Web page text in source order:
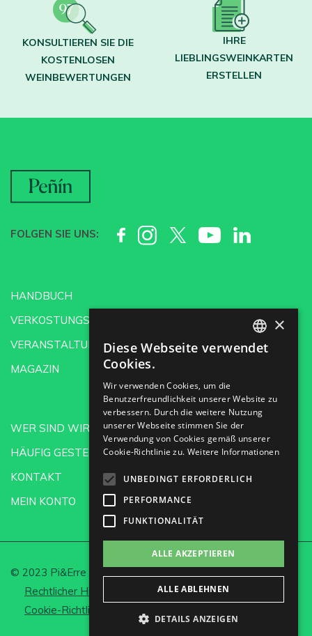
KONSULTIEREN SIE DIE
KOSTENLOSEN
WEINBEWERTUNGEN
IHRE
LIEBLINGSWEINKARTEN
ERSTELLEN
FOLGEN SIE UNS:
HANDBUCH
VERKOSTUNGSSCHULE
VERANSTALTUNGEN
MAGAZIN
WER SIND WIR?
HÄUFIG GESTELLTE FRAGEN
KONTAKT
MEIN KONTO
© 2023 Pi&Erre Comunicación Integral S.L.
Rechtlicher Hinweis und Datenschutz
Cookie-Richtlinie
SPANISH
GERMAN
×
Diese Webseite verwendet
Cookies.
Wir verwenden Cookies, um die
Benutzerfreundlichkeit unserer Website zu
verbessern. Durch die weitere Nutzung
unserer Webseite stimmen Sie der
Verwendung von Cookies gemäß unserer
Cookie-Richtlinie zu. Weitere Informationen
UNBEDINGT ERFORDERLICH
PERFORMANCE
FUNKTIONALITÄT
ALLE AKZEPTIEREN
ALLE ABLEHNEN
DETAILS ANZEIGEN